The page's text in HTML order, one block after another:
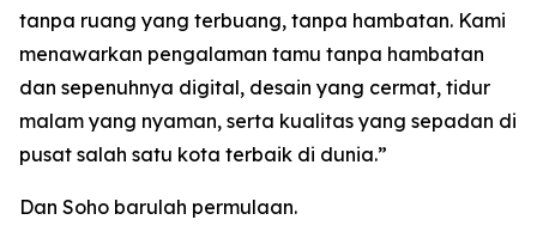
tanpa ruang yang terbuang, tanpa hambatan. Kami
menawarkan pengalaman tamu tanpa hambatan
dan sepenuhnya digital, desain yang cermat, tidur
malam yang nyaman, serta kualitas yang sepadan di
pusat salah satu kota terbaik di dunia.”
Dan Soho barulah permulaan.